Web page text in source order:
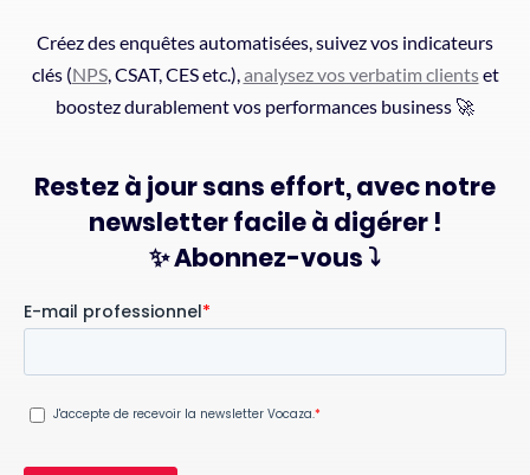
Créez des enquêtes automatisées, suivez vos indicateurs
clés (NPS, CSAT, CES etc.),analysez vos verbatim clientset
boostez durablement vos performances business 🚀
Restez à jour sans effort, avec notre
newsletter facile à digérer !
✨ Abonnez-vous ⤵️